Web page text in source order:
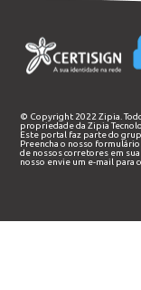
© Copyright 2022 Zipia.
propriedade daZipia
Este portal faz parte do
Preencha o nosso formulário
de nossos corretores em
nosso envie um e-mail para